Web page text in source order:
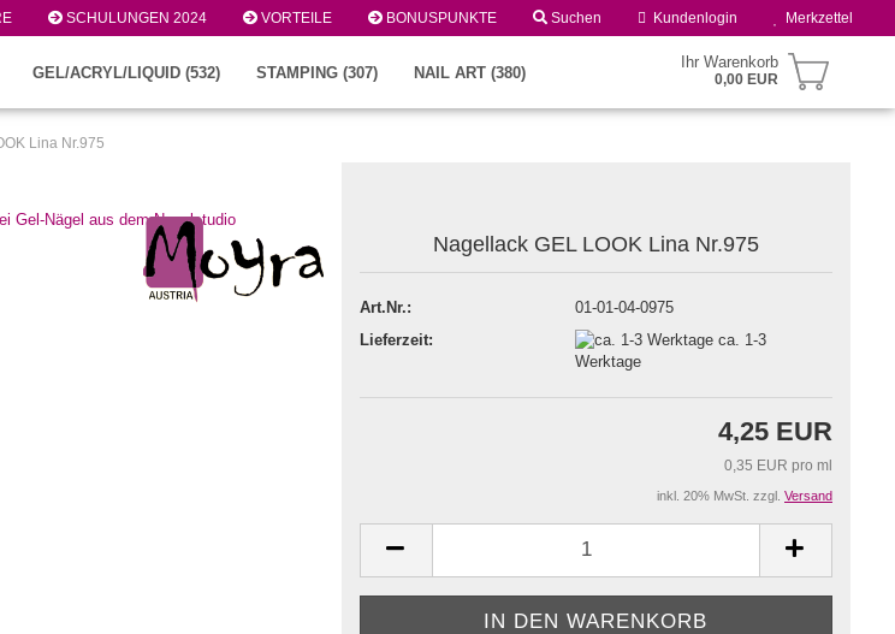
SCHULUNGEN 2024 VORTEILE BONUSPUNKTE Suchen Kundenlogin
Konto erstellen
Merkzettel
Ihr Warenkorb
0,00 EUR
GEL/ACRYL/LIQUID (532) STAMPING (307) NAIL ART (380)
Lina Nr.975
Nagellack GEL LOOK Lina Nr.975
Art.Nr.:
01-01-04-0975
Lieferzeit:
ca. 1-3
Werktage
4,25 EUR
0,35 EUR pro ml
inkl. 20% MwSt. zzgl. Versand